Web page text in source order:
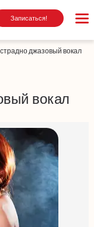
Записаться!
джазовый вокал
вокал